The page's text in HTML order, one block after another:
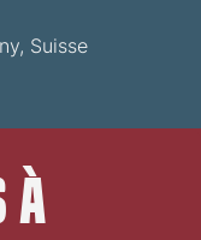
Suisse
à